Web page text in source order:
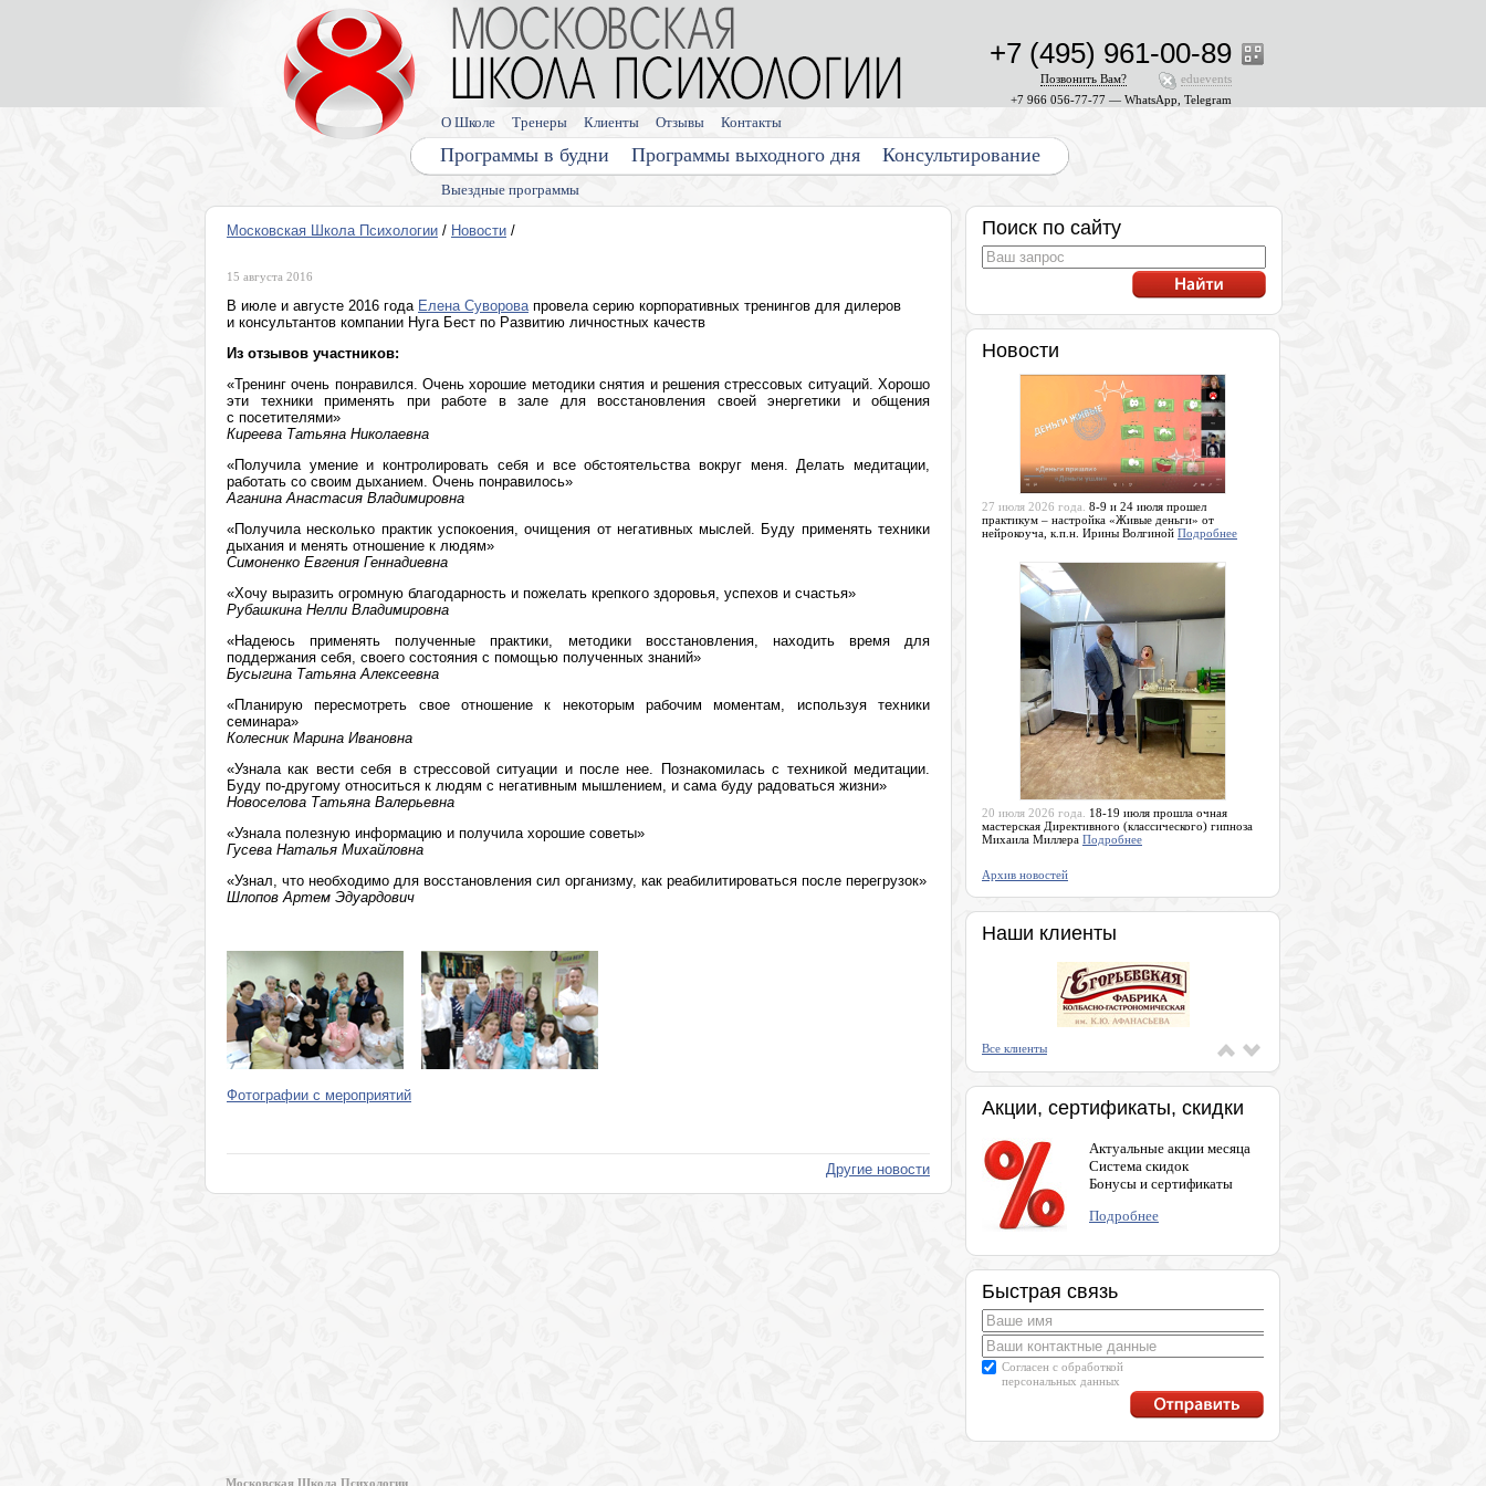
Выездные программы
Программы в будни Программы выходного дня Консультирование
О Школе Тренеры Клиенты Отзывы Контакты
+7 966 056-77-77 — WhatsApp, Telegram
eduevents
Позвонить Вам?
+7 (495) 961-00-89
Московская Школа Психологии / Новости /
15 августа 2016
В июле и августе 2016 года Елена Суворовапровела серию корпоративных тренингов для дилеров
и консультантов компании Нуга Бест по Развитию личностных качеств
Из отзывов участников:
«Тренинг очень понравился. Очень хорошие методики снятия и решения стрессовых ситуаций. Хорошо
эти техники применять при работе в зале для восстановления своей энергетики и общения
с посетителями»
Киреева Татьяна Николаевна
«Получила умение и контролировать себя и все обстоятельства вокруг меня. Делать медитации,
работать со своим дыханием. Очень понравилось»
Аганина Анастасия Владимировна
«Получила несколько практик успокоения, очищения от негативных мыслей. Буду применять техники
дыхания и менять отношение к людям»
Симоненко Евгения Геннадиевна
«Хочу выразить огромную благодарность и пожелать крепкого здоровья, успехов и счастья»
Рубашкина Нелли Владимировна
«Надеюсь применять полученные практики, методики восстановления, находить время для
поддержания себя, своего состояния с помощью полученных знаний»
Бусыгина Татьяна Алексеевна
«Планирую пересмотреть свое отношение к некоторым рабочим моментам, используя техники
семинара»
Колесник Марина Ивановна
«Узнала как вести себя в стрессовой ситуации и после нее. Познакомилась с техникой медитации.
Буду по-другому относиться к людям с негативным мышлением, и сама буду радоваться жизни»
Новоселова Татьяна Валерьевна
«Узнала полезную информацию и получила хорошие советы»
Гусева Наталья Михайловна
«Узнал, что необходимо для восстановления сил организму, как реабилитироваться после перегрузок»
Шлопов Артем Эдуардович
Фотографии с мероприятий
Другие новости
Поиск по сайту
Новости
27 июля 2026 года. 8-9 и 24 июля прошел
практикум – настройка «Живые деньги» от
нейрокоуча, к.п.н. Ирины Волгиной Подробнее
20 июля 2026 года.
18-19 июля прошла очная
мастерская Директивного (классического) гипноза
Михаила Миллера Подробнее
Архив новостей
Наши клиенты
Все клиенты
Акции, сертификаты, скидки
Актуальные акции месяца
Система скидок
Бонусы и сертификаты
Подробнее
Быстрая связь
Московская Школа Психологии